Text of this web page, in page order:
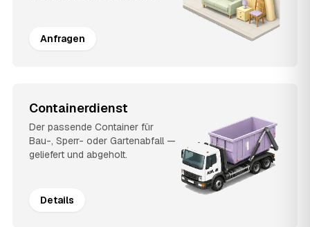
Anfragen
Containerdienst
Der passende Container für
Bau-, Sperr- oder Gartenabfall —
geliefert und abgeholt.
Details